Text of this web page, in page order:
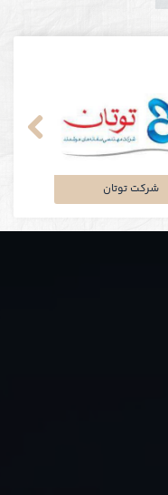
شرکت توتان